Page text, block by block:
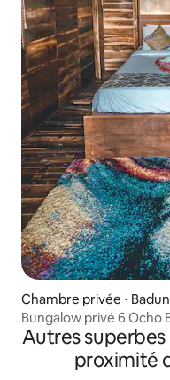
Chambre privée ⋅
Bungalow privé 6 Ocho
Autres
proximité